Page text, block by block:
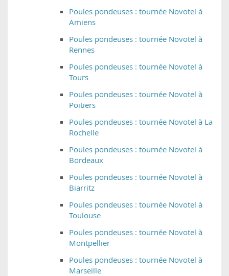
Poules pondeuses : tournée Novotel à
Amiens
Poules pondeuses : tournée Novotel à
Rennes
Poules pondeuses : tournée Novotel à
Tours
Poules pondeuses : tournée Novotel à
Poitiers
Poules pondeuses : tournée Novotel à La
Rochelle
Poules pondeuses : tournée Novotel à
Bordeaux
Poules pondeuses : tournée Novotel à
Biarritz
Poules pondeuses : tournée Novotel à
Toulouse
Poules pondeuses : tournée Novotel à
Montpellier
Poules pondeuses : tournée Novotel à
Marseille